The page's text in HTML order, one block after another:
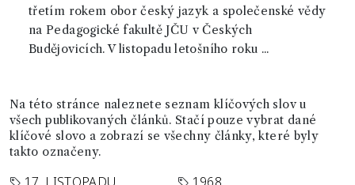
třetím rokem obor český jazyk a společenské vědy
na Pedagogické fakultě JČU v Českých
Budějovicích. V listopadu letošního roku ...
Na této stránce naleznete seznam klíčových slov u
všech publikovaných článků. Stačí pouze vybrat dané
klíčové slovo a zobrazí se všechny články, které byly
takto označeny.